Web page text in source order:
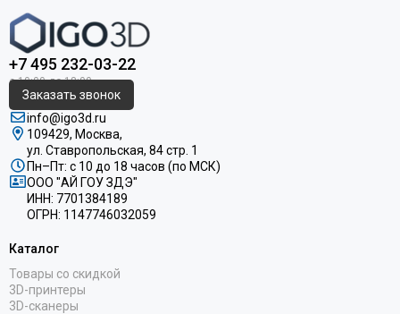
+7 495 232-03-22
Заказать звонок
info@igo3d.ru
109429, Москва,
ул. Ставропольская, 84 стр. 1
Пн–Пт: с 10 до 18 часов (по МСК)
ООО "АЙ ГОУ ЗДЭ"
ИНН: 7701384189
ОГРН: 1147746032059
Каталог
Товары со скидкой
3D-принтеры
3D-сканеры